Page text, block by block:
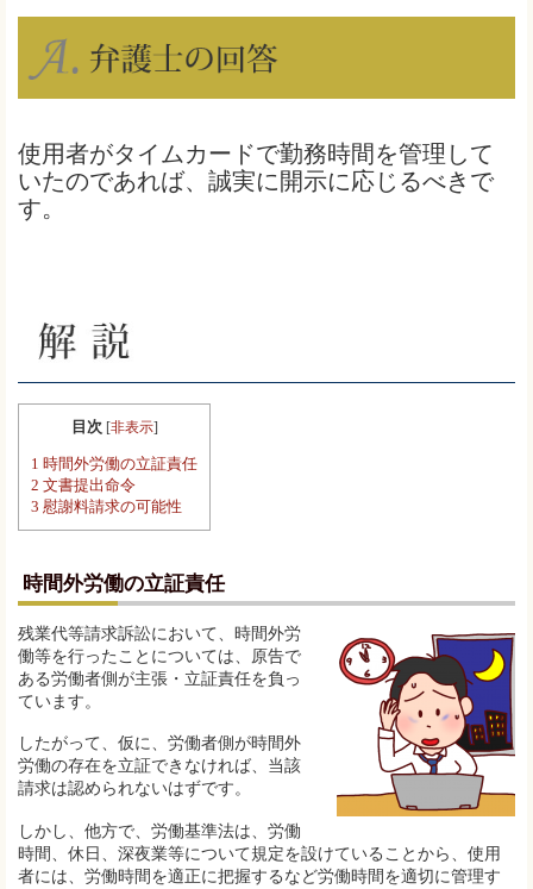
使用者がタイムカードで勤務時間を管理して
いたのであれば、誠実に開示に応じるべきで
す。
目次 [非表示]
1 時間外労働の立証責任
2 文書提出命令
3 慰謝料請求の可能性
時間外労働の立証責任
残業代等請求訴訟において、時間外労
働等を行ったことについては、原告で
ある労働者側が主張・立証責任を負っ
ています。
したがって、仮に、労働者側が時間外
労働の存在を立証できなければ、当該
請求は認められないはずです。
しかし、他方で、労働基準法は、労働
時間、休日、深夜業等について規定を設けていることから、使用
者には、労働時間を適正に把握するなど労働時間を適切に管理す